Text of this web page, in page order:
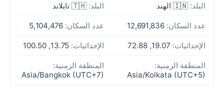
البلد: 🇮🇳 الهند البلد: 🇹🇭 تايلاند
عدد السكان: عدد السكان:
الإحداثيات: الإحداثيات:
المنطقة الزمنية:
Asia/Kolkata (UTC+5)
المنطقة الزمنية:
Asia/Bangkok (UTC+7)